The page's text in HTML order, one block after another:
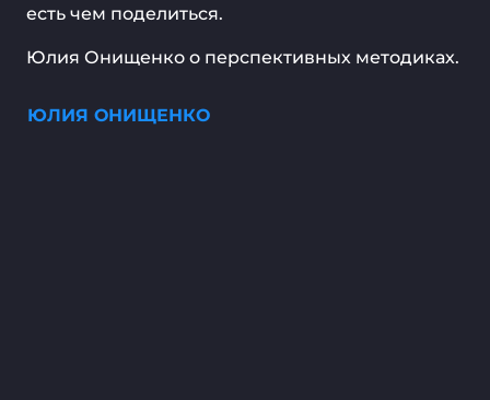
есть чем поделиться.
Юлия Онищенко о перспективных методиках.
ЮЛИЯ ОНИЩЕНКО